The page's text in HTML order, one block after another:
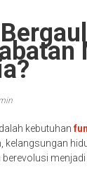
kebutuhan
kelangsungan
berevolusi